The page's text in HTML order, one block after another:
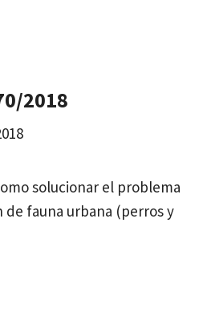
2018
solucionar el problema
de fauna urbana (perros y